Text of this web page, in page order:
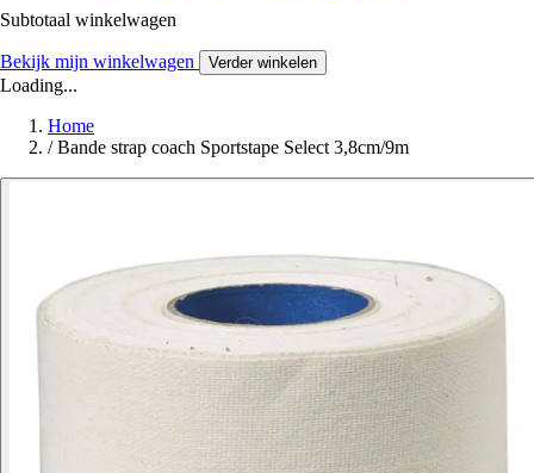
Subtotaal winkelwagen
Bekijk mijn winkelwagen Verder winkelen
Loading...
Home
/ Bande strap coach Sportstape Select 3,8cm/9m